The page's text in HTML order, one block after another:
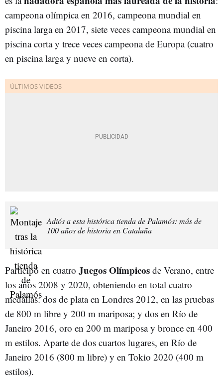
campeona olímpica en 2016, campeona mundial en
piscina larga en 2017, siete veces campeona mundial en
piscina corta y trece veces campeona de Europa (cuatro
en piscina larga y nueve en corta).
Adiós a esta histórica tienda de Palamós: más de
100 años de historia en Cataluña
Participó en cuatro Juegos Olímpicos de Verano, entre
los años 2008 y 2020, obteniendo en total cuatro
medallas: dos de plata en Londres 2012, en las pruebas
de 800 m libre y 200 m mariposa; y dos en Río de
Janeiro 2016, oro en 200 m mariposa y bronce en 400
m estilos. Aparte de dos cuartos lugares, en Río de
Janeiro 2016 (800 m libre) y en Tokio 2020 (400 m
estilos).​